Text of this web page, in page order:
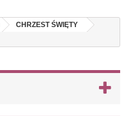
CHRZEST ŚWIĘTY